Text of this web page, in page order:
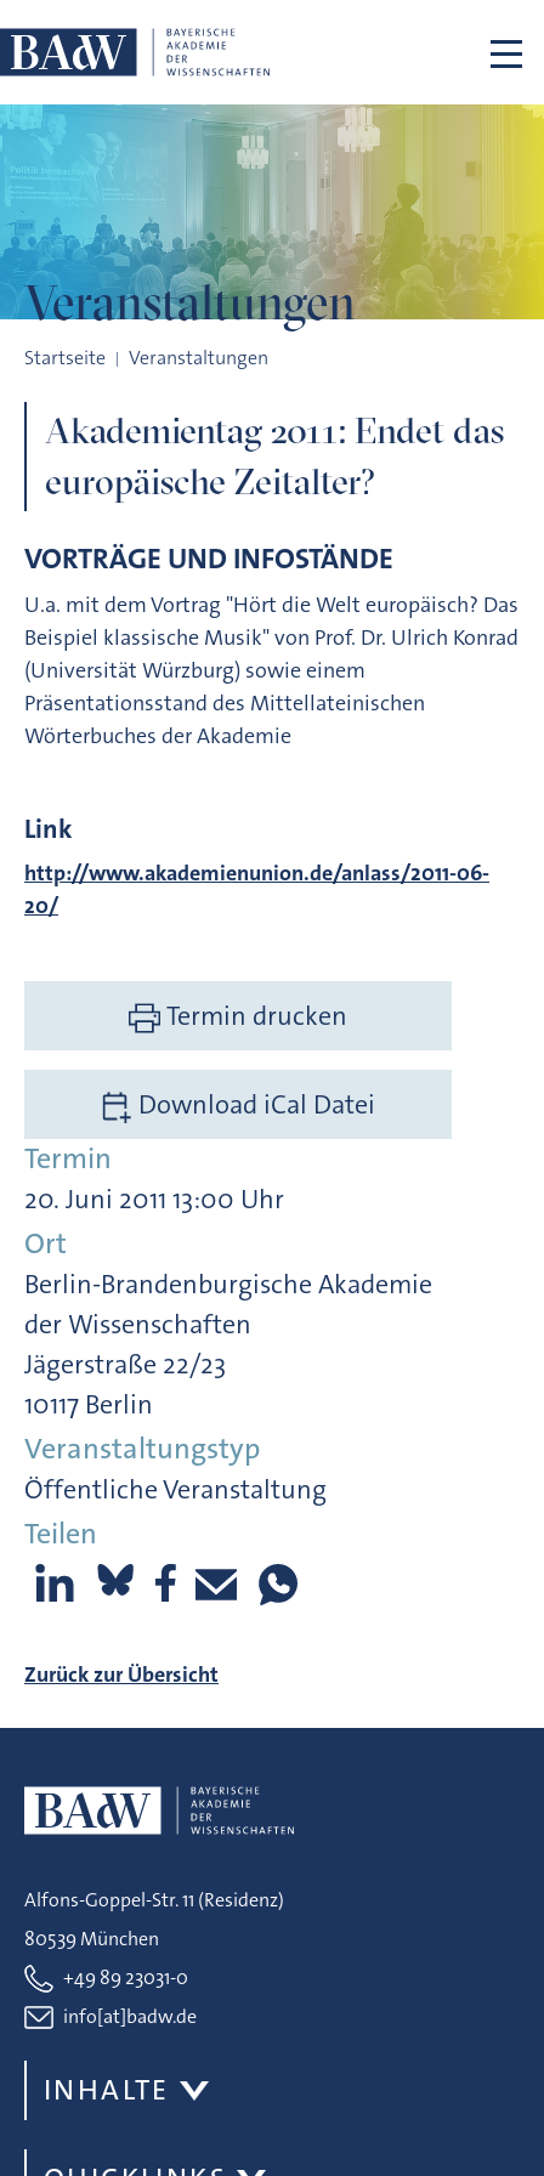
Veranstaltungen
Startseite Veranstaltungen
Akademientag 2011: Endet das
europäische Zeitalter?
VORTRÄGE UND INFOSTÄNDE
U.a. mit dem Vortrag "Hört die Welt europäisch? Das
Beispiel klassische Musik" von Prof. Dr. Ulrich Konrad
(Universität Würzburg) sowie einem
Präsentationsstand des Mittellateinischen
Wörterbuches der Akademie
Link
http://www.akademienunion.de/anlass/2011-06-
20/
Termin drucken
Download iCal Datei
Termin
20. Juni 2011 13:00 Uhr
Ort
Berlin-Brandenburgische Akademie
der Wissenschaften
Jägerstraße 22/23
10117 Berlin
Veranstaltungstyp
Öffentliche Veranstaltung
Teilen
Zurück zur Übersicht
Alfons-Goppel-Str. 11 (Residenz)
80539 München
+49 89 23031-0
info[at]badw.de
INHALTE